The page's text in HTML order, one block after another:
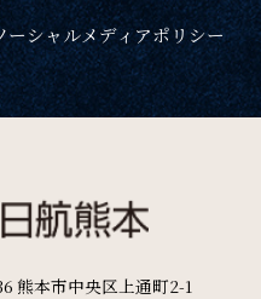
ーシャルメディアポリシー
熊本市中央区上通町2-1